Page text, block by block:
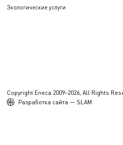
Экологические услуги
Copyright Eneca 2009–2026, All Rights
Разработка сайта — SLAM